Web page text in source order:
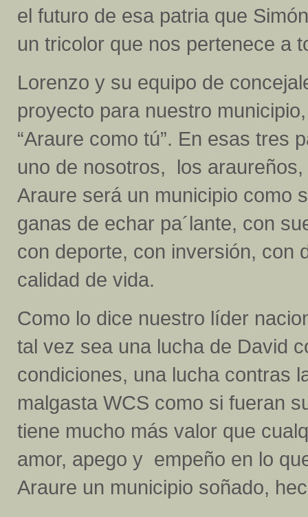
el futuro de esa patria que
un tricolor que nos pertenece a
Lorenzo y su equipo de
proyecto para nuestro
“Araure como tú”. En esas tres
uno de nosotros, los
Araure será un municipio como
ganas de echar pa´lante, con
con deporte, con inversión, con
calidad de vida.
Como lo dice nuestro líder
tal vez sea una lucha de David
condiciones, una lucha contras
malgasta WCS como si fueran
tiene mucho más valor que
amor, apego y empeño en lo
Araure un municipio soñado,